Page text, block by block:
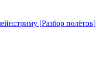
[Разбор полётов]